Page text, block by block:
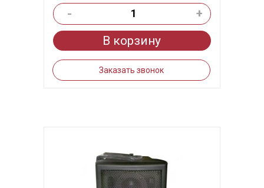
-
+
В корзину
Заказать звонок